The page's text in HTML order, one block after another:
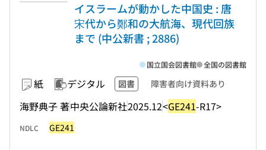
イスラームが動かした中国史 : 唐
宋代から鄭和の大航海、現代回族
まで (中公新書 ; 2886)
紙 デジタル 図書 障害者向け資料あり
海野典子 著中央公論新社2025.12<GE241-R17>
国立国会図書館 全国の図書館
NDLC GE241